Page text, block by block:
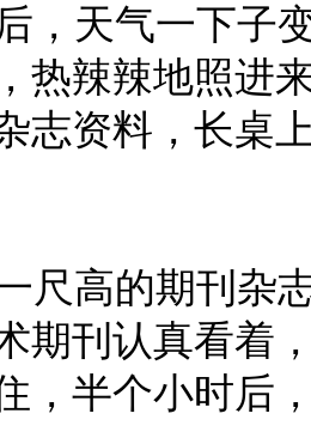
，天气一下子
热辣辣地照进
志资料，长桌
尺高的期刊杂
期刊认真看着
，半个小时后